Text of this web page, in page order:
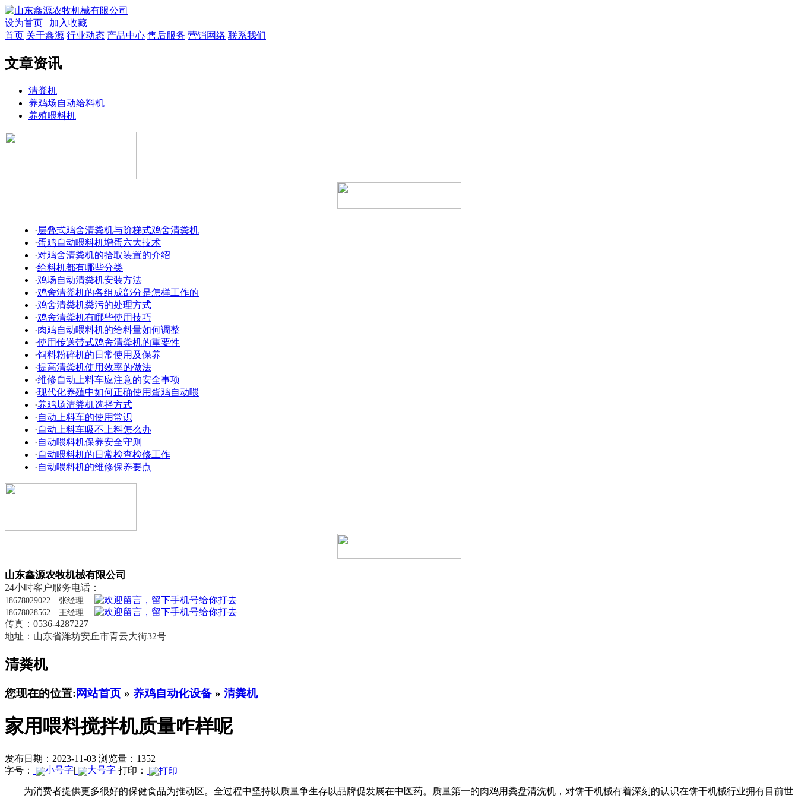
设为首页 | 加入收藏
首页 关于鑫源 行业动态 产品中心 售后服务 营销网络 联系我们
文章资讯
清粪机
养鸡场自动给料机
养殖喂料机
·层叠式鸡舍清粪机与阶梯式鸡舍清粪机
·蛋鸡自动喂料机增蛋六大技术
·对鸡舍清粪机的拾取装置的介绍
·给料机都有哪些分类
·鸡场自动清粪机安装方法
·鸡舍清粪机的各组成部分是怎样工作的
·鸡舍清粪机粪污的处理方式
·鸡舍清粪机有哪些使用技巧
·肉鸡自动喂料机的给料量如何调整
·使用传送带式鸡舍清粪机的重要性
·饲料粉碎机的日常使用及保养
·提高清粪机使用效率的做法
·维修自动上料车应注意的安全事项
·现代化养殖中如何正确使用蛋鸡自动喂
·养鸡场清粪机选择方式
·自动上料车的使用常识
·自动上料车吸不上料怎么办
·自动喂料机保养安全守则
·自动喂料机的日常检查检修工作
·自动喂料机的维修保养要点
山东鑫源农牧机械有限公司
24小时客户服务电话：
18678029022 张经理
18678028562 王经理
传真：0536-4287227
地址：山东省潍坊安丘市青云大街32号
清粪机
您现在的位置:网站首页 » 养鸡自动化设备 » 清粪机
家用喂料搅拌机质量咋样呢
发布日期：2023-11-03 浏览量：1352
字号：
| 打印：
为消费者提供更多很好的保健食品为推动区。全过程中坚持以质量争生存以品牌促发展在中医药。质量第一的肉鸡用粪盘清洗机，对饼干机械有着深刻的认识在饼干机械行业拥有目前世